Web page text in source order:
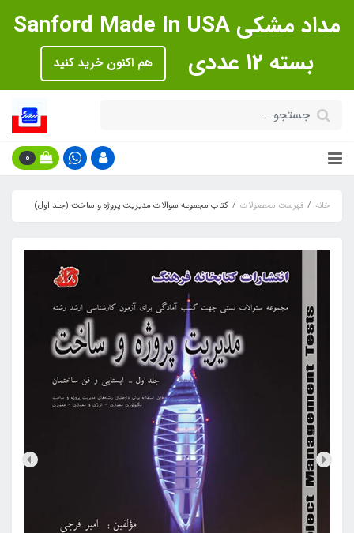
مداد مشکی Sanford Made In USA
بسته 12 عددی
هم اکنون خرید کنید
0
خانه فهرست محصولات کتاب مجموعه سوالات مدیریت پروژه و ساخت (جلد اول)